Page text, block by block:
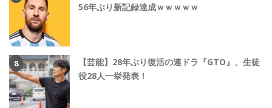
56年ぶり新記録達成ｗｗｗｗｗ
【芸能】28年ぶり復活の連ドラ『GTO』、生徒
役28人一挙発表！